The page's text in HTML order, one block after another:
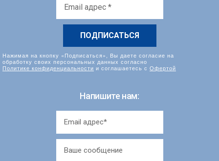
Нажимая на кнопку «Подписаться», Вы даете согласие на
обработку своих персональных данных согласно
Политике конфиденциальности и соглашаетесь с Офертой
Напишите нам: